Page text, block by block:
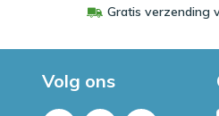
Gratis verzending
Volg ons